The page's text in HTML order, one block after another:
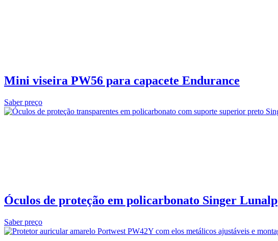
Mini viseira PW56 para capacete Endurance
Saber preço
Óculos de proteção em policarbonato Singer Lunalp
Saber preço